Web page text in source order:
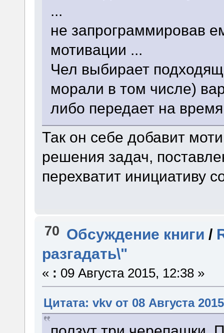
...
не запрограммировав
мотивации ...
Чел выбирает
морали в том числе)
либо передает на
Так он себе добавит
решения задач,
перехватит инициативу
70 Обсуждение книги /
разгадать\"
« : 09 Августа 2015, 12:38 »
Цитата: vkv от 08 Августа